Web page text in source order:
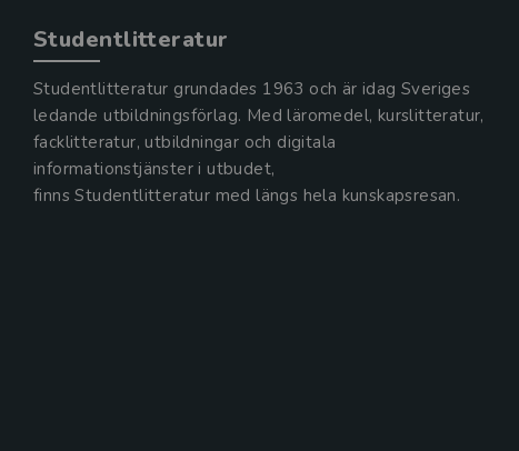
Studentlitteratur
Studentlitteratur grundades 1963 och är idag Sveriges
ledande utbildningsförlag. Med läromedel, kurslitteratur,
facklitteratur, utbildningar och digitala
informationstjänster i utbudet,
finns Studentlitteratur med längs hela kunskapsresan.